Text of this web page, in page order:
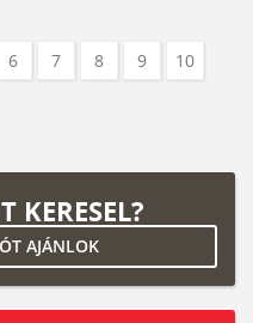
6 7 8 9
10
KERESEL?
AJÁNLOK